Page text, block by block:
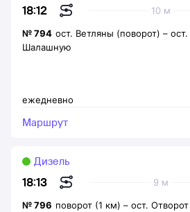
18:12 10 м
ежедневно
№794 ост. Ветляны (поворот) –
Шалашную
Маршрут
18:13 9 м
Дизель
№796 поворот (1 км) – ост.